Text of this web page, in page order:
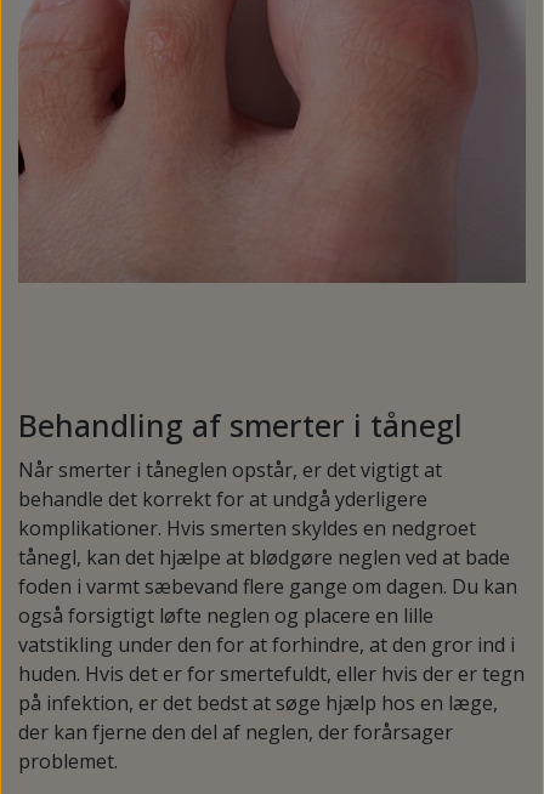
Behandling af smerter i tånegl
Når smerter i tåneglen opstår, er det vigtigt at
behandle det korrekt for at undgå yderligere
komplikationer. Hvis smerten skyldes en nedgroet
tånegl, kan det hjælpe at blødgøre neglen ved at bade
foden i varmt sæbevand flere gange om dagen. Du kan
også forsigtigt løfte neglen og placere en lille
vatstikling under den for at forhindre, at den gror ind i
huden. Hvis det er for smertefuldt, eller hvis der er tegn
på infektion, er det bedst at søge hjælp hos en læge,
der kan fjerne den del af neglen, der forårsager
problemet.